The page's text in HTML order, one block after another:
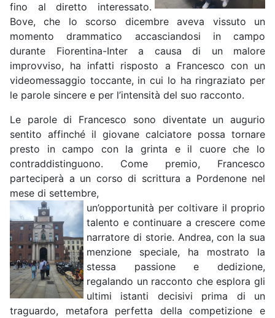
fino al diretto interessato.
Bove, che lo scorso dicembre aveva vissuto un
momento drammatico accasciandosi in campo
durante Fiorentina-Inter a causa di un malore
improvviso, ha infatti risposto a Francesco con un
videomessaggio toccante, in cui lo ha ringraziato per
le parole sincere e per l’intensità del suo racconto.
Le parole di Francesco sono diventate un augurio
sentito affinché il giovane calciatore possa tornare
presto in campo con la grinta e il cuore che lo
contraddistinguono. Come premio, Francesco
parteciperà a un corso di scrittura a Pordenone nel
mese di settembre,
un’opportunità per coltivare il proprio
talento e continuare a crescere come
narratore di storie. Andrea, con la sua
menzione speciale, ha mostrato la
stessa passione e dedizione,
regalando un racconto che esplora gli
ultimi istanti decisivi prima di un
traguardo, metafora perfetta della competizione e